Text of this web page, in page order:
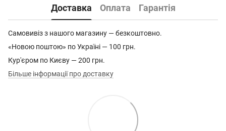
Доставка Оплата Гарантія
Самовивіз з нашого магазину — безкоштовно.
«Новою поштою» по Україні — 100 грн.
Кур'єром по Києву — 200 грн.
Більше інформації про доставку